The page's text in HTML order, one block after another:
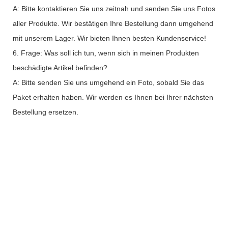
A: Bitte kontaktieren Sie uns zeitnah und senden Sie uns Fotos
aller Produkte. Wir bestätigen Ihre Bestellung dann umgehend
mit unserem Lager. Wir bieten Ihnen besten Kundenservice!
6. Frage: Was soll ich tun, wenn sich in meinen Produkten
beschädigte Artikel befinden?
A: Bitte senden Sie uns umgehend ein Foto, sobald Sie das
Paket erhalten haben. Wir werden es Ihnen bei Ihrer nächsten
Bestellung ersetzen.